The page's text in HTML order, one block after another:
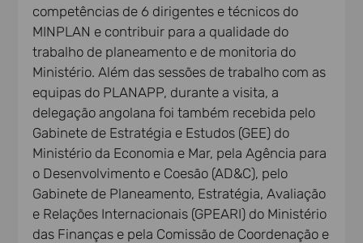
competências de 6 dirigentes e técnicos do
MINPLAN e contribuir para a qualidade do
trabalho de planeamento e de monitoria do
Ministério. Além das sessões de trabalho com as
equipas do PLANAPP, durante a visita, a
delegação angolana foi também recebida pelo
Gabinete de Estratégia e Estudos (GEE) do
Ministério da Economia e Mar, pela Agência para
o Desenvolvimento e Coesão (AD&C), pelo
Gabinete de Planeamento, Estratégia, Avaliação
e Relações Internacionais (GPEARI) do Ministério
das Finanças e pela Comissão de Coordenação e